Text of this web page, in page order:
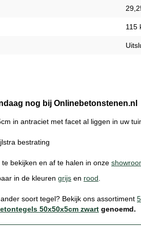
115
nog bij Onlinebetonstenen.nl
in antraciet met facet al liggen in uw
bestrating
bekijken en af te halen in onze
in de kleuren grijs en rood
soort tegel? Bekijk ons assortiment
50x50x5cm zwart genoemd.